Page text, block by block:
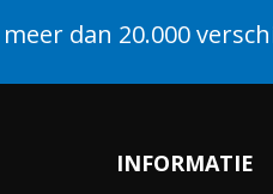
dan 20.000
INFORMATIE